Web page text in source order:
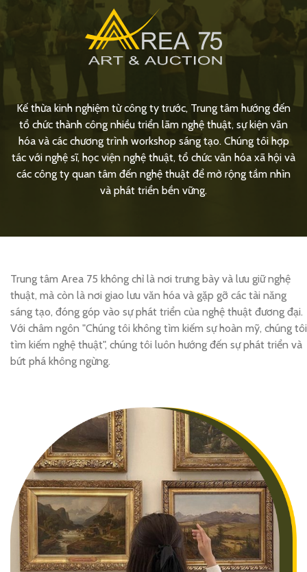
Kế thừa kinh nghiệm từ công ty trước, Trung tâm hướng đến
tổ chức thành công nhiều triển lãm nghệ thuật, sự kiện văn
hóa và các chương trình workshop sáng tạo. Chúng tôi hợp
tác với nghệ sĩ, học viện nghệ thuật, tổ chức văn hóa xã hội và
các công ty quan tâm đến nghệ thuật để mở rộng tầm nhìn
và phát triển bền vững.
Trung tâm Area 75 không chỉ là nơi trưng bày và lưu giữ nghệ
thuật, mà còn là nơi giao lưu văn hóa và gặp gỡ các tài năng
sáng tạo, đóng góp vào sự phát triển của nghệ thuật đương đại.
Với châm ngôn "Chúng tôi không tìm kiếm sự hoàn mỹ, chúng tôi
tìm kiếm nghệ thuật", chúng tôi luôn hướng đến sự phát triển và
bứt phá không ngừng.